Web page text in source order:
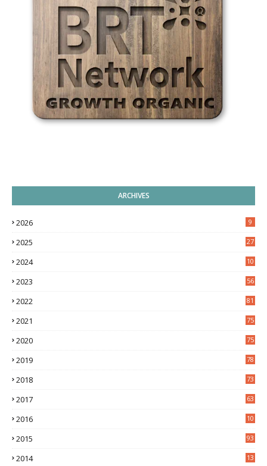
ARCHIVES
2026 9
2025 27
2024
10
2023 56
2022 81
2021 75
2020 75
2019 78
2018 73
2017 63
2016
10
2015 93
2014
13